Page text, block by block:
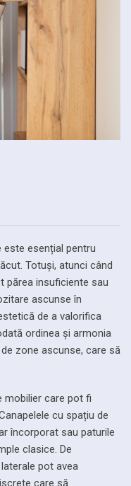
esențial pentru
Totuși, atunci când
părea insuficiente sau
ascunse în
de a valorifica
ordinea și armonia
zone ascunse, care să
mobilier care pot fi
cu spațiu de
încorporat sau paturile
clasice. De
pot avea
care să